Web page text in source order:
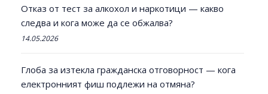
Отказ от тест за алкохол и наркотици — какво
следва и кога може да се обжалва?
14.05.2026
Глоба за изтекла гражданска отговорност — кога
електронният фиш подлежи на отмяна?